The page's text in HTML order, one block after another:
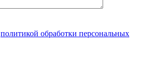
политикой обработки персональных